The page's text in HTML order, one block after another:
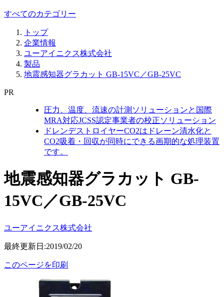
すべてのカテゴリー
トップ
企業情報
ユーアイニクス株式会社
製品
地震感知器グラカット GB-15VC／GB-25VC
PR
圧力、温度、流速の計測ソリューションと国際
MRA対応JCSS認定事業者の校正ソリューション
ドレンデストロイヤーCO2はドレーン清水化と
CO2吸着・回収が同時にできる画期的な処理装置
です。
地震感知器グラカット GB-
15VC／GB-25VC
ユーアイニクス株式会社
最終更新日:2019/02/20
このページを印刷